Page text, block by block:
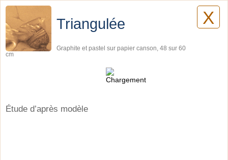
Lilyane Coulombe
Dessins
X
Triangulée
Graphite et pastel sur papier canson, 48 sur 60
cm
Étude d’après modèle